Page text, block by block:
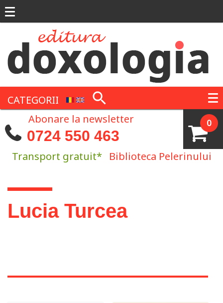
CATEGORII
0
Abonare la newsletter
0724 550 463
Transport gratuit* Biblioteca Pelerinului
Eşti aici
Lucia Turcea